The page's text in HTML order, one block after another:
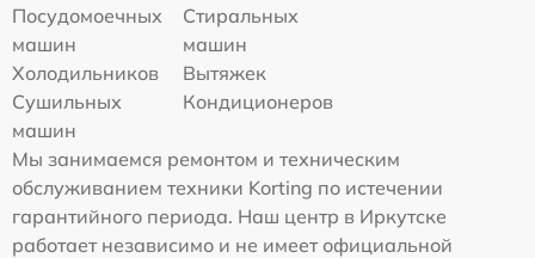
Посудомоечных
машин
Стиральных
машин
Холодильников
Вытяжек
Сушильных
машин
Кондиционеров
Мы занимаемся ремонтом и техническим
обслуживанием техники Korting по истечении
гарантийного периода. Наш центр в Иркутске
работает независимо и не имеет официальной